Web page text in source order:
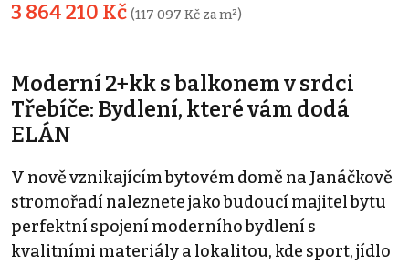
3 864 210 Kč (117 097 Kč za m²)
Moderní 2+kk s balkonem v srdci
Třebíče: Bydlení, které vám dodá
ELÁN
V nově vznikajícím bytovém domě na Janáčkově
stromořadí naleznete jako budoucí majitel bytu
perfektní spojení moderního bydlení s
kvalitními materiály a lokalitou, kde sport, jídlo